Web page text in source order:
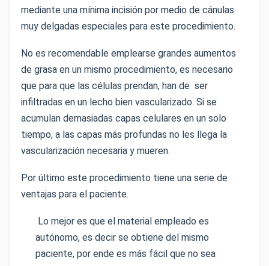
mediante una mínima incisión por medio de cánulas
muy delgadas especiales para este procedimiento.
No es recomendable emplearse grandes aumentos
de grasa en un mismo procedimiento, es necesario
que para que las células prendan, han de ser
infiltradas en un lecho bien vascularizado. Si se
acumulan demasiadas capas celulares en un solo
tiempo, a las capas más profundas no les llega la
vascularización necesaria y mueren.
Por último este procedimiento tiene una serie de
ventajas para el paciente.
Lo mejor es que el material empleado es
autónomo, es decir se obtiene del mismo
paciente, por ende es más fácil que no sea